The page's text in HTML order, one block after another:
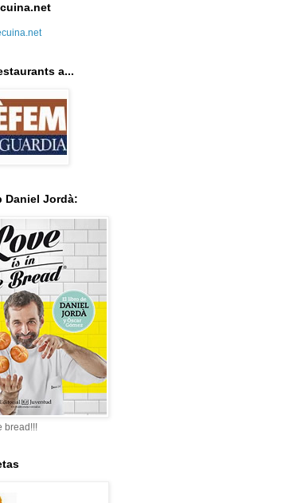
a...
Daniel Jordà:
bread!!!